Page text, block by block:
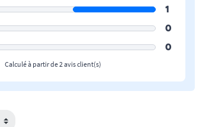
1
0
0
Calculé à partir de 2 avis client(s)